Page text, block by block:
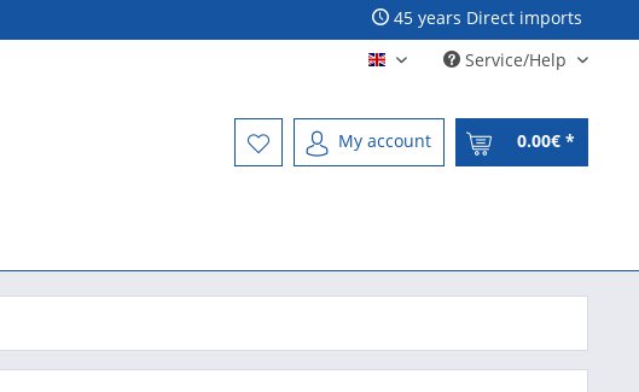
45 years Direct imports
Englisch - English
Service/Help
My account 0.00€ *